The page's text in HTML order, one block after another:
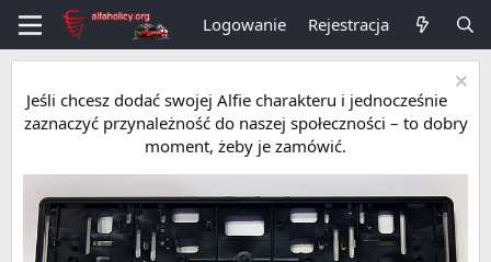
Logowanie Rejestracja
Jeśli chcesz dodać swojej Alfie charakteru i jednocześnie
zaznaczyć przynależność do naszej społeczności – to dobry
moment, żeby je zamówić.